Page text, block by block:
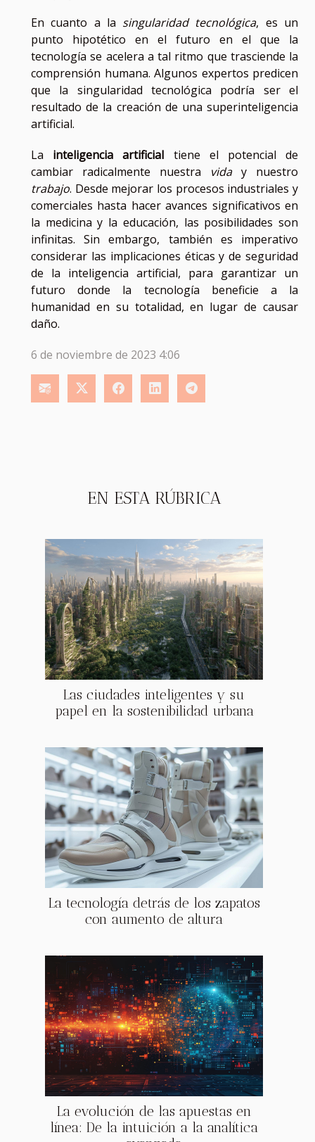
EN ESTA RÚBRICA
Las ciudades inteligentes y su
papel en la sostenibilidad urbana
La tecnología detrás de los zapatos
con aumento de altura
La evolución de las apuestas en
línea: De la intuición a la analítica
En cuanto a la singularidad tecnológica, es un
punto hipotético en el futuro en el que la
tecnología se acelera a tal ritmo que trasciende la
comprensión humana. Algunos expertos predicen
que la singularidad tecnológica podría ser el
resultado de la creación de una superinteligencia
artificial.
La inteligencia artificial tiene el potencial de
cambiar radicalmente nuestra viday nuestro
trabajo. Desde mejorar los procesos industriales y
comerciales hasta hacer avances significativos en
la medicina y la educación, las posibilidades son
infinitas. Sin embargo, también es imperativo
considerar las implicaciones éticas y de seguridad
de la inteligencia artificial, para garantizar un
futuro donde la tecnología beneficie a la
humanidad en su totalidad, en lugar de causar
daño.
6 de noviembre de 2023 4:06